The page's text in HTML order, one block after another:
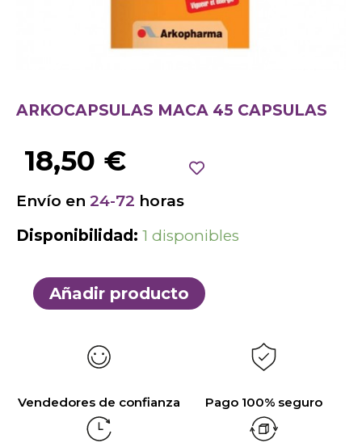
ARKOCAPSULAS MACA 45 CAPSULAS
18,50 €
Envío en 24-72 horas
Disponibilidad: 1 disponibles
Añadir producto
Vendedores de confianza Pago 100% seguro